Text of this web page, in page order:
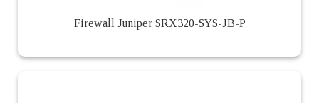
Firewall Juniper SRX320-SYS-JB-P